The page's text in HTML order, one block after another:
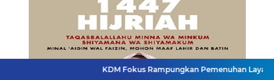
KDM Fokus Rampungkan Pemenuhan Layanan Dasar dan